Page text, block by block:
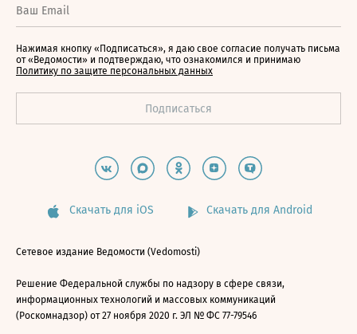
Нажимая кнопку «Подписаться», я даю свое согласие получать письма
от «Ведомости» и подтверждаю, что ознакомился и принимаю
Политику по защите персональных данных
Скачать для iOS Скачать для Android
Сетевое издание Ведомости (Vedomosti)
Решение Федеральной службы по надзору в сфере связи,
информационных технологий и массовых коммуникаций
(Роскомнадзор) от 27 ноября 2020 г. ЭЛ № ФС 77-79546